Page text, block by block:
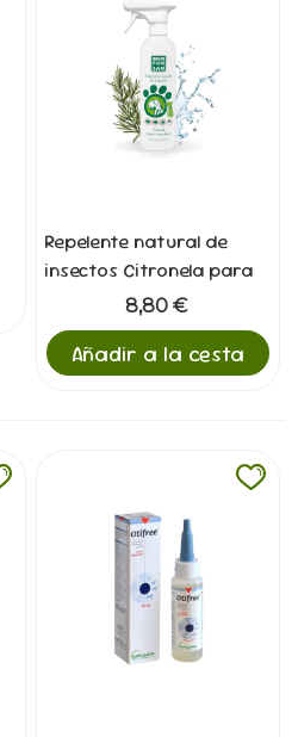
Repelente natural de
insectos Citronela para
Perros 500ml
8,80 €
Añadir a la cesta